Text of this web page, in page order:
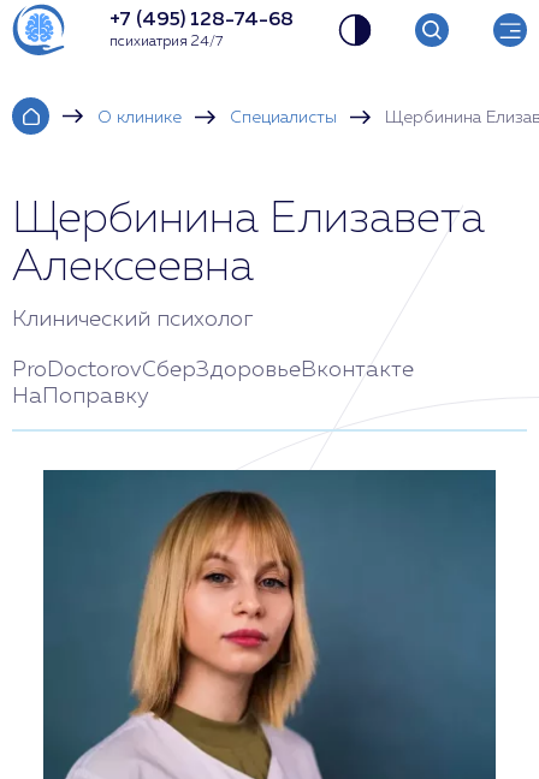
+7 (495) 128-74-68
психиатрия 24/7
О клинике Специалисты Щербинина
Щербинина Елизавета
Алексеевна
Клинический психолог
ProDoctorovСберЗдоровьеВконтакте
НаПоправку